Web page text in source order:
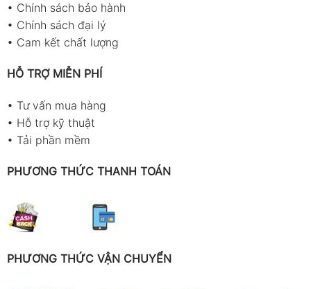
• Chính sách bảo hành
• Chính sách đại lý
• Cam kết chất lượng
HỖ TRỢ MIỄN PHÍ
• Tư vấn mua hàng
• Hỗ trợ kỹ thuật
• Tải phần mềm
PHƯƠNG THỨC THANH TOÁN
PHƯƠNG THỨC VẬN CHUYỂN